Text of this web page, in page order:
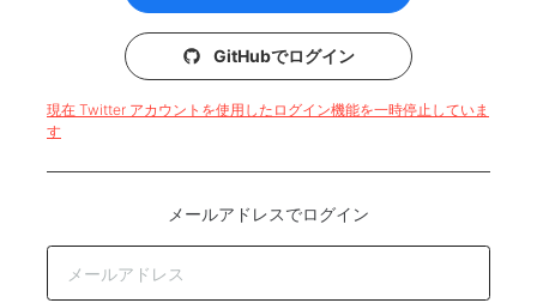
GitHubでログイン
現在 Twitter アカウントを使用したログイン機能を一時停止していま
す
メールアドレスでログイン